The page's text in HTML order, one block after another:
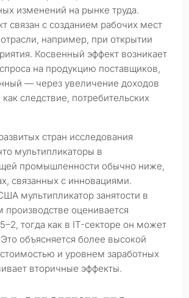
изменений на рынке труда.
связан с созданием рабочих мест
например, при открытии
Косвенный эффект возникает
спроса на продукцию поставщиков,
— через увеличение доходов
следствие, потребительских
стран исследования
мультипликаторы в
промышленности обычно ниже,
связанных с инновациями.
мультипликатор занятости в
производстве оценивается
тогда как в IT-секторе он может
объясняется более высокой
и уровнем заработных
вторичные эффекты.